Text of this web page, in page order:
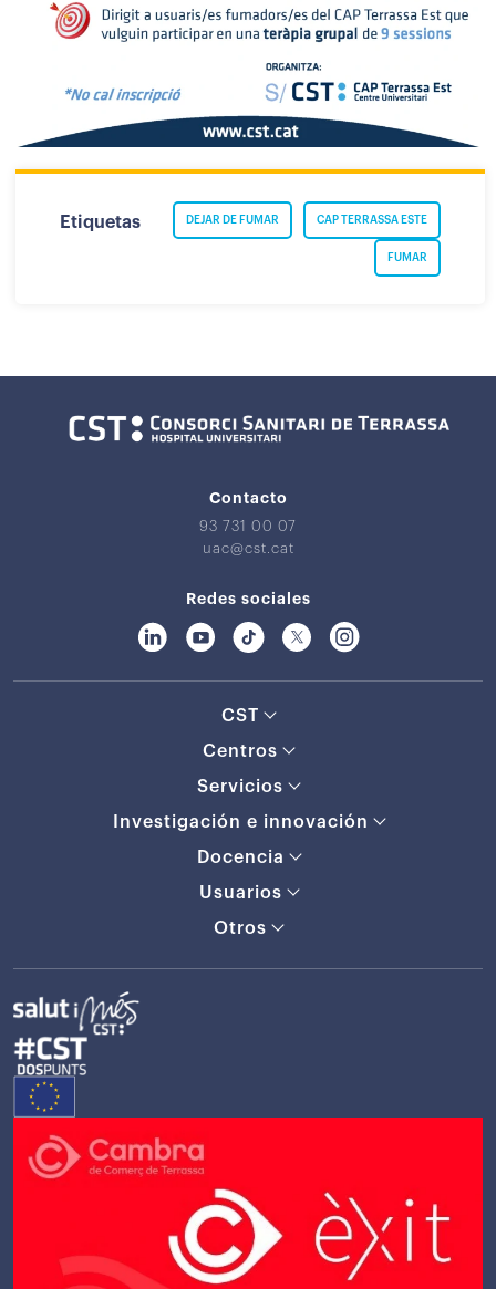
Etiquetas CAP TERRASSA ESTE
DEJAR DE FUMAR
FUMAR
Contacto
93 731 00 07
uac@cst.cat
Redes sociales
CST
Centros
Servicios
Investigación e innovación
Docencia
Usuarios
Otros